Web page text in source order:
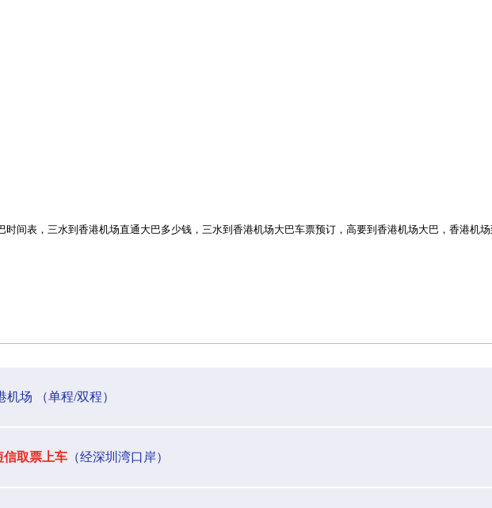
间表，三水到香港机场直通大巴多少钱，三水到香港机场大巴车票预订，高要到香港机场大巴，香港机
机场 （单程/双程）
信取票上车 （经深圳湾口岸）